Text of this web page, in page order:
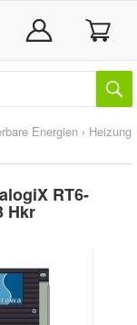
Energien › Heizung
RT6-
Hkr